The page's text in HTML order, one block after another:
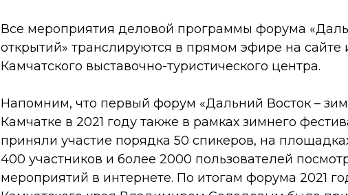
Все мероприятия деловой программы форума
открытий» транслируются в прямом эфире на сайте
Камчатского выставочно-туристического центра.
Напомним, что первый форум «Дальний Восток –
Камчатке в 2021 году также в рамках зимнего
приняли участие порядка 50 спикеров, на
400 участников и более 2000 пользователей
мероприятий в интернете. По итогам форума 2021